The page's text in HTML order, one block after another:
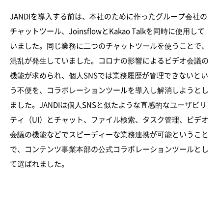
JANDIを導入する前は、本社のために作ったグループ会社の
チャットツール、JoinsflowとKakao Talkを同時に使用して
いました。同じ業務に二つのチャットツールを使うことで、
混乱が発生していました。コロナの影響によるビデオ会議の
機能が求められ、個人SNSでは業務履歴が管理できないとい
う不便を、コラボレーションツールを導入し解消しようとし
ました。JANDIは個人SNSと似たような直感的なユーザビリ
ティ（UI）とチャット、ファイル検索、タスク管理、ビデオ
会議の機能などでスピーディーな業務連携が可能ということ
で、コンテンツ事業本部の公式コラボレーションツールとし
て選ばれました。